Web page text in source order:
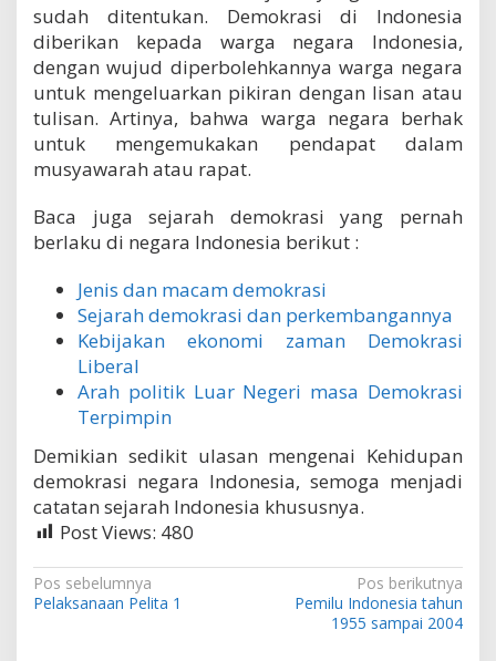
sudah ditentukan. Demokrasi di Indonesia
diberikan kepada warga negara Indonesia,
dengan wujud diperbolehkannya warga negara
untuk mengeluarkan pikiran dengan lisan atau
tulisan. Artinya, bahwa warga negara berhak
untuk mengemukakan pendapat dalam
musyawarah atau rapat.
Baca juga sejarah demokrasi yang pernah
berlaku di negara Indonesia berikut :
Jenis dan macam demokrasi
Sejarah demokrasi dan perkembangannya
Kebijakan ekonomi zaman Demokrasi
Liberal
Arah politik Luar Negeri masa Demokrasi
Terpimpin
Demikian sedikit ulasan mengenai Kehidupan
demokrasi negara Indonesia, semoga menjadi
catatan sejarah Indonesia khususnya.
Post Views: 480
N
a
Pos sebelumnya
Pelaksanaan Pelita 1
Pos berikutnya
Pemilu Indonesia tahun
1955 sampai 2004